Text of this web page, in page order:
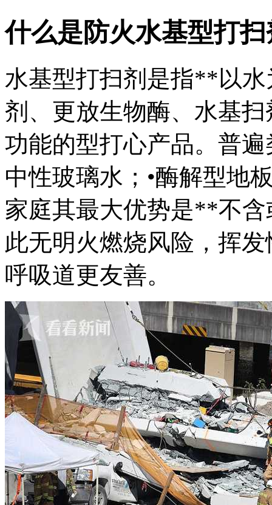
什么是防火水基型打
水基型打扫剂是指**以
剂、更放生物酶、水基
功能的型打心产品。普
中性玻璃水；•酶解型地
家庭其最大优势是**不
此无明火燃烧风险，挥
呼吸道更友善。